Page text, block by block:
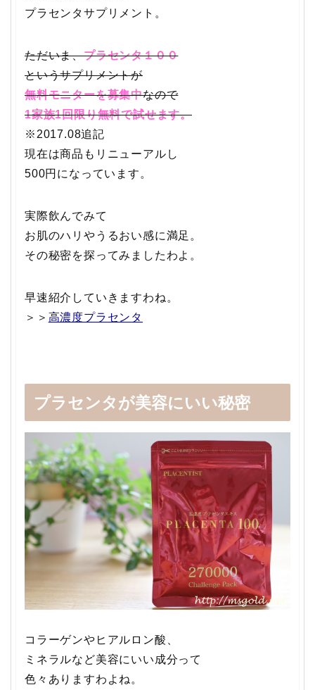
プラセンタサプリメント。
ただいま、プラセンタ１００
というサプリメントが
無料モニターを募集中なので
1家族1回限り無料で試せます。
※2017.08追記
現在は商品もリニューアルし
500円になっています。
実際飲んでみて
お肌のハリやうるおい感に満足。
その秘密を探ってみましたわよ。
早速紹介していきますわね。
＞＞ 高濃度プラセンタ
プラセンタが美容にいい秘密
コラーゲンやヒアルロン酸、
ミネラルなど美容にいい成分って
色々ありますわよね。